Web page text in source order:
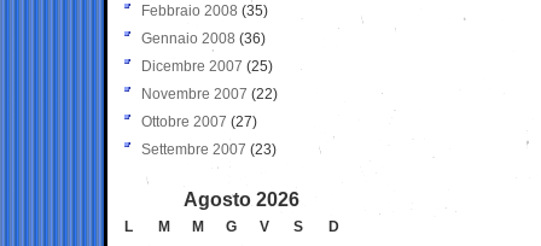
Febbraio 2008 (35)
Gennaio 2008 (36)
Dicembre 2007 (25)
Novembre 2007 (22)
Ottobre 2007 (27)
Settembre 2007 (23)
Agosto 2026
L M M G V S
D